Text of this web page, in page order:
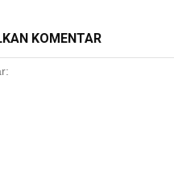
KOMENTAR